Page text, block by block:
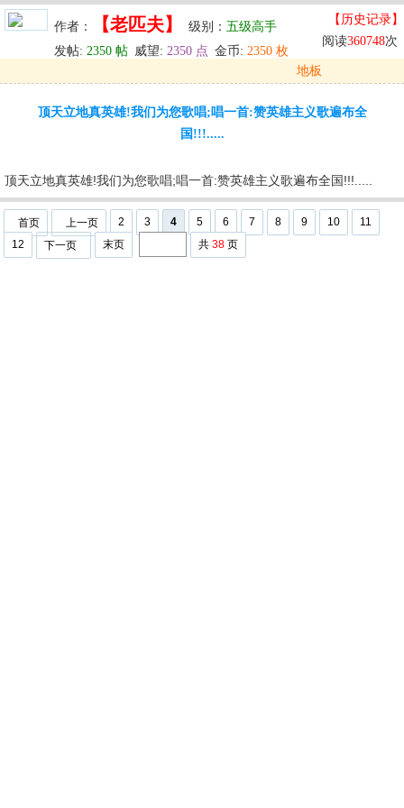
作者： 【老匹夫】 级别： 五级高手
发帖: 2350 帖 威望: 2350 点 金币: 2350 枚
【历史记录】
阅读360748次
地板
回复 u 编辑 u
顶天立地真英雄!我们为您歌唱;唱一首:赞英雄主义歌遍布全
国!!!.....
顶天立地真英雄!我们为您歌唱;唱一首:赞英雄主义歌遍布全国!!!.....
首页 上一页 2 3 4 5 6 7 8 9 10
11
12
下一页 末页 共 38 页